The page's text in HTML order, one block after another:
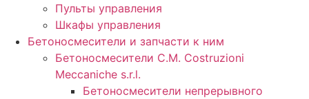
Пульты управления
Шкафы управления
Бетоносмесители и запчасти к ним
Бетоносмесители C.M. Costruzioni
Meccaniche s.r.l.
Бетоносмесители непрерывного